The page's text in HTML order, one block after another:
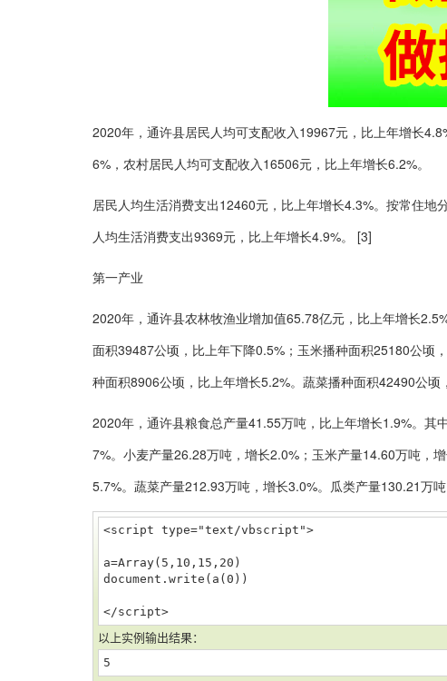
2020年，通许县居民人均可支配收入19967元，比上年增长
6%，农村居民人均可支配收入16506元，比上年增长6.2%。
居民人均生活消费支出12460元，比上年增长4.3%。按常住
人均生活消费支出9369元，比上年增长4.9%。 [3]
第一产业
2020年，通许县农林牧渔业增加值65.78亿元，比上年增长
面积39487公顷，比上年下降0.5%；玉米播种面积25180公顷
种面积8906公顷，比上年增长5.2%。蔬菜播种面积42490公
2020年，通许县粮食总产量41.55万吨，比上年增长1.9%。
7%。小麦产量26.28万吨，增长2.0%；玉米产量14.60万吨，
5.7%。蔬菜产量212.93万吨，增长3.0%。瓜类产量130.21万吨
<script type="text/vbscript">
a=Array(5,10,15,20)
document.write(a(0))
</script>
以上实例输出结果：
5